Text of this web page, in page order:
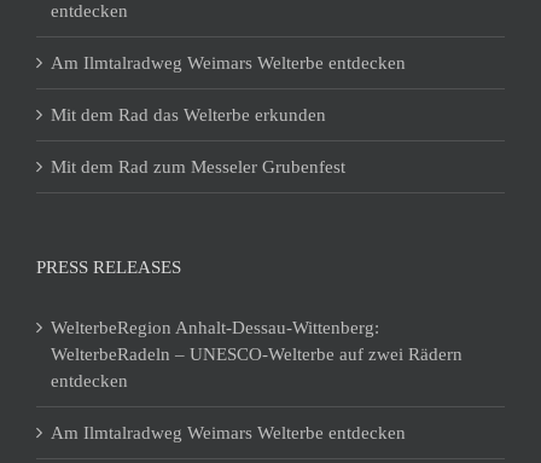
entdecken
Am Ilmtalradweg Weimars Welterbe entdecken
Mit dem Rad das Welterbe erkunden
Mit dem Rad zum Messeler Grubenfest
PRESS RELEASES
WelterbeRegion Anhalt-Dessau-Wittenberg:
WelterbeRadeln – UNESCO-Welterbe auf zwei Rädern
entdecken
Am Ilmtalradweg Weimars Welterbe entdecken